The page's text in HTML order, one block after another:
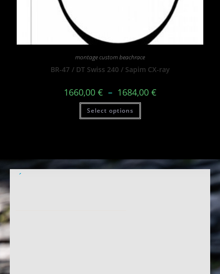
montage custom beachrace
BR-47 / DT Swiss 240 / Sapim CX-ray
1660,00 € – 1684,00 €
Select options